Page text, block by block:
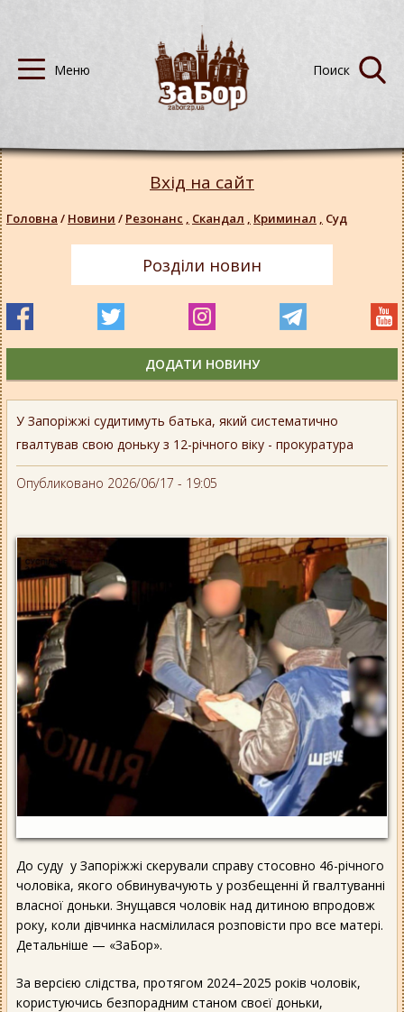
У Запоріжжі судитимуть батька, який систематично
гвалтував свою доньку з 12-річного віку - прокуратура
Опубликовано 2026/06/17 - 19:05
До суду у Запоріжжі скерували справу стосовно 46-річного
чоловіка, якого обвинувачують у розбещенні й гвалтуванні
власної доньки. Знущався чоловік над дитиною впродовж
року, коли дівчинка насмілилася розповісти про все матері.
Детальніше — «ЗаБор».
За версією слідства, протягом 2024–2025 років чоловік,
користуючись безпорадним станом своєї доньки,
Вхід на сайт
Головна / Новини / Резонанс , Скандал , Криминал , Суд
Розділи новин
ДОДАТИ НОВИНУ